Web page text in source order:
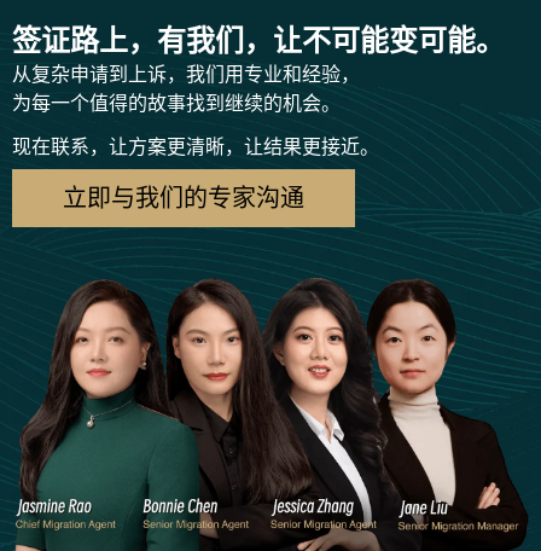
签证路上，有我们，让不可能变可能。
从复杂申请到上诉，我们用专业和经验，
为每一个值得的故事找到继续的机会。
现在联系，让方案更清晰，让结果更接近。
立即与我们的专家沟通